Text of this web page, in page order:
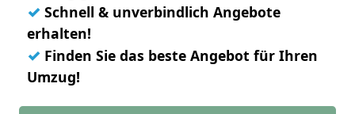
✓ Schnell & unverbindlich Angebote
erhalten!
✓ Finden Sie das beste Angebot für Ihren
Umzug!